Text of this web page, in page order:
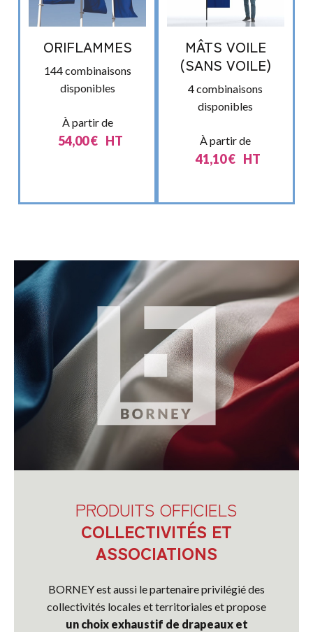
ORIFLAMMES
144 combinaisons
disponibles
À partir de
54,00€ HT
MÂTS VOILE
(SANS VOILE)
4 combinaisons
disponibles
À partir de
41,10€ HT
PRODUITS OFFICIELS
COLLECTIVITÉS ET
ASSOCIATIONS
BORNEY est aussi le partenaire privilégié des
collectivités locales et territoriales et propose
un choix exhaustif de drapeaux et